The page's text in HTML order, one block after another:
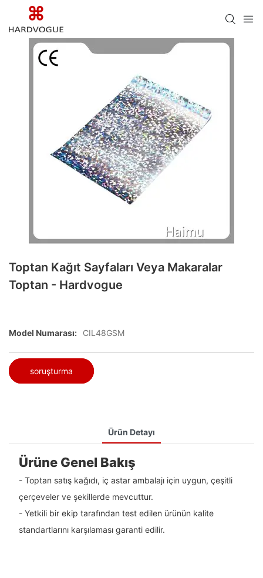
Toptan Kağıt Sayfaları Veya Makaralar
Toptan - Hardvogue
Model Numarası: CIL48GSM
soruşturma
Ürün Detayı
Ürüne Genel Bakış
- Toptan satış kağıdı, iç astar ambalajı için uygun, çeşitli
çerçeveler ve şekillerde mevcuttur.
- Yetkili bir ekip tarafından test edilen ürünün kalite
standartlarını karşılaması garanti edilir.